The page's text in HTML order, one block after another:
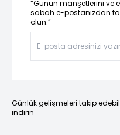
“Günün manşetlerini ve
sabah e-postanızdan
olun.”
Günlük gelişmeleri takip
indirin